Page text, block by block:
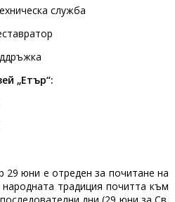
служба
„Етър“:
29 юни е отреден за почитане на
традиция почитта към